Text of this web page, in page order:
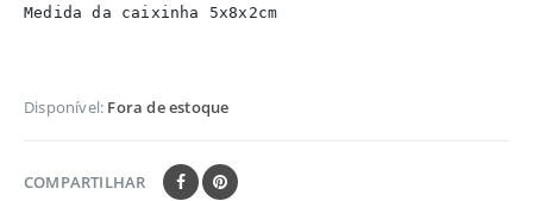
Medida da caixinha 5x8x2cm
Disponível: Fora de estoque
COMPARTILHAR